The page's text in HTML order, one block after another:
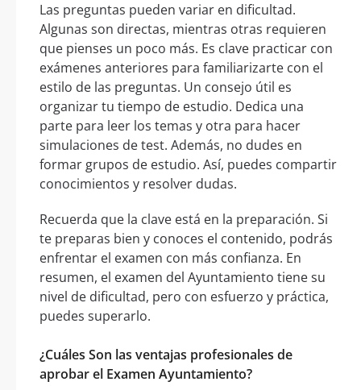
Las preguntas pueden variar en dificultad.
Algunas son directas, mientras otras requieren
que pienses un poco más. Es clave practicar con
exámenes anteriores para familiarizarte con el
estilo de las preguntas. Un consejo útil es
organizar tu tiempo de estudio. Dedica una
parte para leer los temas y otra para hacer
simulaciones de test. Además, no dudes en
formar grupos de estudio. Así, puedes compartir
conocimientos y resolver dudas.
Recuerda que la clave está en la preparación. Si
te preparas bien y conoces el contenido, podrás
enfrentar el examen con más confianza. En
resumen, el examen del Ayuntamiento tiene su
nivel de dificultad, pero con esfuerzo y práctica,
puedes superarlo.
¿Cuáles Son las ventajas profesionales de
aprobar el Examen Ayuntamiento?